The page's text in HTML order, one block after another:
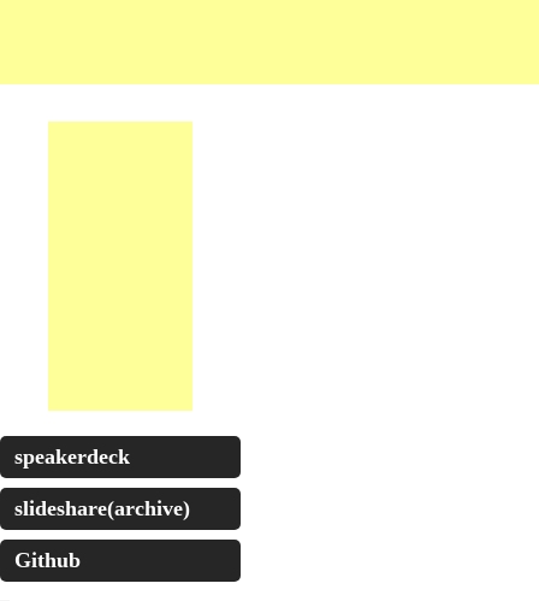
speakerdeck
slideshare(archive)
Github